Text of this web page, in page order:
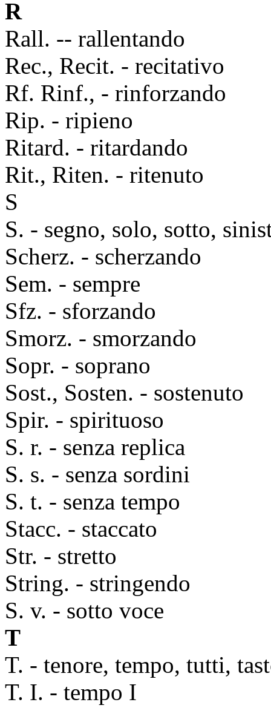
R
Rall. -- rallentando
Rec., Recit. - recitativo
Rf. Rinf., - rinforzando
Rip. - ripieno
Ritard. - ritardando
Rit., Riten. - ritenuto
S
S. - segno, solo, sotto,
Scherz. - scherzando
Sem. - sempre
Sfz. - sforzando
Smorz. - smorzando
Sopr. - soprano
Sost., Sosten. - sostenuto
Spir. - spirituoso
S. r. - senza replica
S. s. - senza sordini
S. t. - senza tempo
Stacc. - staccato
Str. - stretto
String. - stringendo
S. v. - sotto voce
T
T. - tenore, tempo, tutti,
T. I. - tempo I